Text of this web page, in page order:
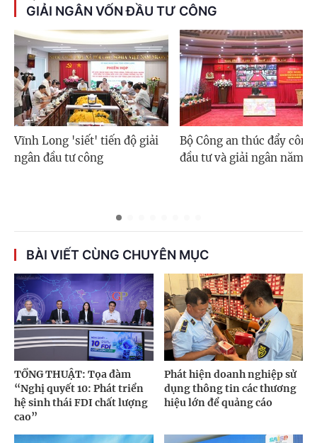
GIẢI NGÂN VỐN ĐẦU TƯ CÔNG
Vĩnh Long 'siết' tiến độ giải
ngân đầu tư công
Bộ Công an thúc đẩy công
đầu tư và giải ngân năm
BÀI VIẾT CÙNG CHUYÊN MỤC
TỔNG THUẬT: Tọa đàm
“Nghị quyết 10: Phát triển
hệ sinh thái FDI chất lượng
cao”
Phát hiện doanh nghiệp sử
dụng thông tin các thương
hiệu lớn để quảng cáo